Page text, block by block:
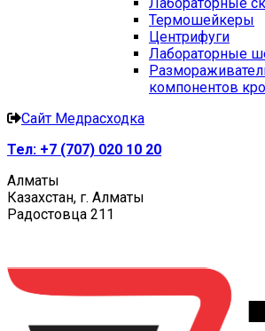
Термошейкеры
Центрифуги
Лабораторные
компонентов
Сайт Медрасходка
Тел: +7 (707) 020 10 20
Алматы
Казахстан, г. Алматы
Радостовца 211